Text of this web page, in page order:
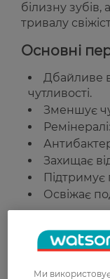
білизну
тривалу
Основні
Дбайливе
чутливості.
Зменшує
Захищає
Підтримує
Освіжає
Чутливих зубів.
Ми